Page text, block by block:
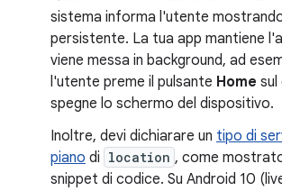
sistema informa l'utente
persistente. La tua app mantiene
viene messa in background, ad
l'utente preme il pulsante Home
spegne lo schermo del dispositivo.
Inoltre, devi dichiarare un tipo di
piano di location , come
snippet di codice. Su Android 10